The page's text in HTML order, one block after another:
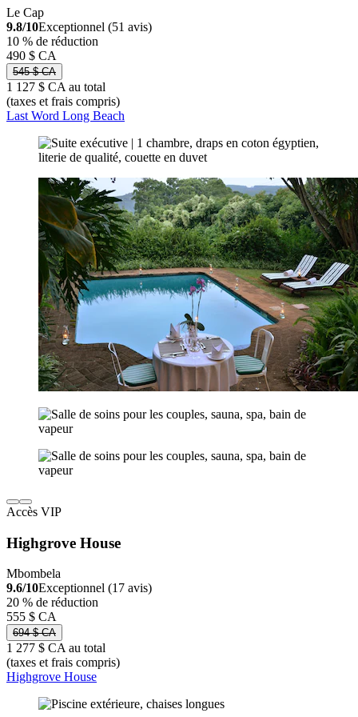
Le Cap
9.8/10Exceptionnel (51 avis)
10 % de réduction
490 $ CA
545 $ CA
1 127 $ CA au total
(taxes et frais compris)
Last Word Long Beach
Accès VIP
Highgrove House
Mbombela
9.6/10Exceptionnel (17 avis)
20 % de réduction
555 $ CA
694 $ CA
1 277 $ CA au total
(taxes et frais compris)
Highgrove House